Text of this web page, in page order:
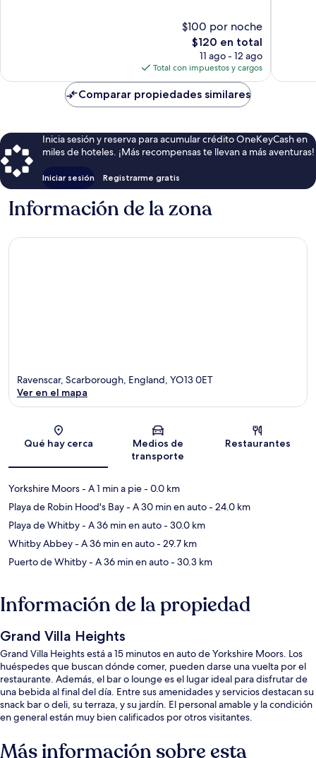
$100 por noche
El
precio
actual
es
de
$120
$120 en total
11 ago - 12 ago
Total con impuestos y cargos
Comparar propiedades similares
Inicia sesión y reserva para acumular crédito OneKeyCash en
miles de hoteles. ¡Más recompensas te llevan a más aventuras!
Iniciar sesión Registrarme gratis
Información de la zona
Sección del mapa
Ravenscar, Scarborough, England, YO13 0ET
Ver en el mapa
Qué hay cerca
Medios de
transporte
Restaurantes
Yorkshire Moors- A 1 min a pie- 0.0 km
Playa de Robin Hood's Bay- A 30 min en auto- 24.0 km
Playa de Whitby- A 36 min en auto- 30.0 km
Whitby Abbey- A 36 min en auto- 29.7 km
Puerto de Whitby- A 36 min en auto- 30.3 km
Información de la propiedad
Grand Villa Heights
Grand Villa Heights está a 15 minutos en auto de Yorkshire Moors. Los
huéspedes que buscan dónde comer, pueden darse una vuelta por el
restaurante. Además, el bar o lounge es el lugar ideal para disfrutar de
una bebida al final del día. Entre sus amenidades y servicios destacan su
snack bar o deli, su terraza, y su jardín. El personal amable y la condición
en general están muy bien calificados por otros visitantes.
Más información sobre esta